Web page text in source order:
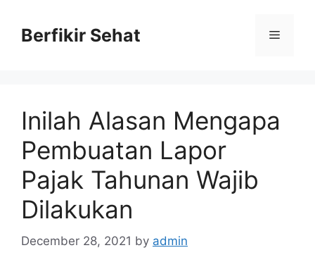
contentBerfikir Sehat Menu
Inilah Alasan Mengapa
Pembuatan Lapor
Pajak Tahunan Wajib
Dilakukan
December 28, 2021 by admin